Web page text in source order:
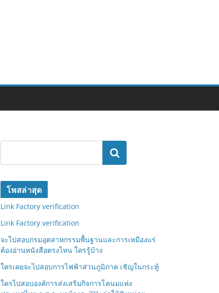
ค้นหา
โพสล่าสุด
Link Factory verification
Link Factory verification
จะไปสอบกรมอุตสาหกรรมพื้นฐานและการเหมืองแร่
ต้องอ่านหนังสือตรงไหน ใครรู้บ้าง
ใครเคยจะไปสอบการไฟฟ้าส่วนภูมิภาค เชิญในกระทู้
ใครไปสอบองค์การส่งเสริมกิจการโคนมแห่ง